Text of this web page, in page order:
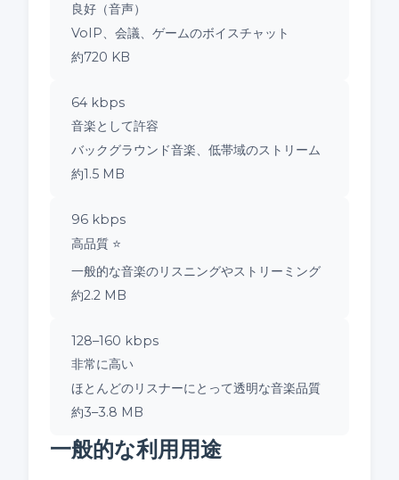
良好（音声）
VoIP、会議、ゲームのボイスチャット
約720 KB
64 kbps
音楽として許容
バックグラウンド音楽、低帯域のストリーム
約1.5 MB
96 kbps
高品質 ⭐
一般的な音楽のリスニングやストリーミング
約2.2 MB
128–160 kbps
非常に高い
ほとんどのリスナーにとって透明な音楽品質
約3–3.8 MB
一般的な利用用途